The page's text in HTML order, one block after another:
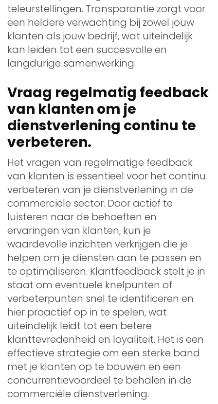
teleurstellingen. Transparantie zorgt voor
een heldere verwachting bij zowel jouw
klanten als jouw bedrijf, wat uiteindelijk
kan leiden tot een succesvolle en
langdurige samenwerking.
Vraag regelmatig feedback
van klanten om je
dienstverlening continu te
verbeteren.
Het vragen van regelmatige feedback
van klanten is essentieel voor het continu
verbeteren van je dienstverlening in de
commerciële sector. Door actief te
luisteren naar de behoeften en
ervaringen van klanten, kun je
waardevolle inzichten verkrijgen die je
helpen om je diensten aan te passen en
te optimaliseren. Klantfeedback stelt je in
staat om eventuele knelpunten of
verbeterpunten snel te identificeren en
hier proactief op in te spelen, wat
uiteindelijk leidt tot een betere
klanttevredenheid en loyaliteit. Het is een
effectieve strategie om een sterke band
met je klanten op te bouwen en een
concurrentievoordeel te behalen in de
commerciële dienstverlening.